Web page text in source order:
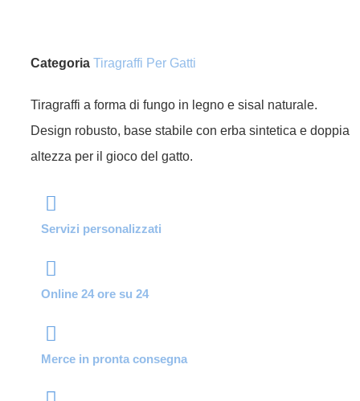
Categoria Tiragraffi Per Gatti
Tiragraffi a forma di fungo in legno e sisal naturale.
Design robusto, base stabile con erba sintetica e doppia
altezza per il gioco del gatto.
Servizi personalizzati
Online 24 ore su 24
Merce in pronta consegna